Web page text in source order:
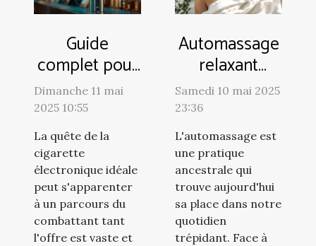
Guide
complet pour
choisir une
cigarette
électronique
adaptée
Dimanche 11 mai
2025 10:55
La quête de la
cigarette
électronique idéale
peut s'apparenter
à un parcours du
combattant tant
l'offre est vaste et
Automassage
relaxant
soulagez
vous-même
vos tensions
musculaires
Samedi 10 mai 2025
23:36
L'automassage est
une pratique
ancestrale qui
trouve aujourd'hui
sa place dans notre
quotidien
trépidant. Face à